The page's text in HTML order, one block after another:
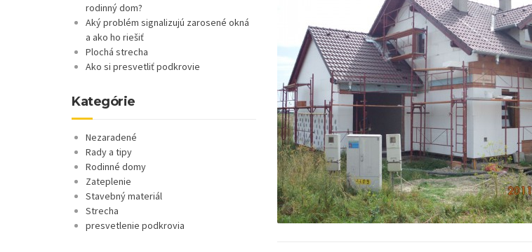
rodinný dom?
Aký problém signalizujú zarosené okná
a ako ho riešiť
Plochá strecha
Ako si presvetliť podkrovie
Kategórie
Nezaradené
Rady a tipy
Rodinné domy
Zateplenie
Stavebný materiál
Strecha
presvetlenie podkrovia